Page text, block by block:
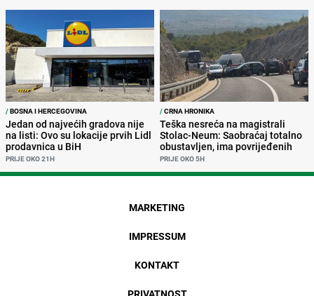
/BOSNA I HERCEGOVINA
Jedan od najvećih gradova nije
na listi: Ovo su lokacije prvih Lidl
prodavnica u BiH
PRIJE OKO 21H
/CRNA HRONIKA
Teška nesreća na magistrali
Stolac-Neum: Saobraćaj totalno
obustavljen, ima povrijeđenih
PRIJE OKO 5H
MARKETING
IMPRESSUM
KONTAKT